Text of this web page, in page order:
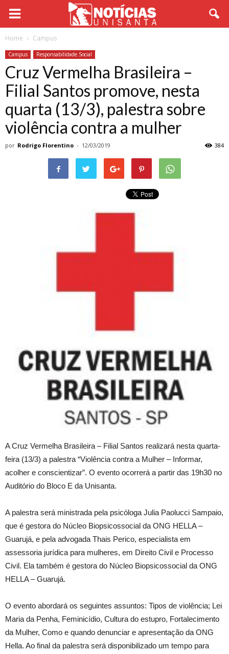
Home Campus
Campus Responsabilidade Social
Cruz Vermelha Brasileira –
Filial Santos promove, nesta
quarta (13/3), palestra sobre
violência contra a mulher
por Rodrigo Florentino - 12/03/2019 384
A Cruz Vermelha Brasileira – Filial Santos realizará nesta quarta-
feira (13/3) a palestra “Violência contra a Mulher – Informar,
acolher e conscientizar”. O evento ocorrerá a partir das 19h30 no
Auditório do Bloco E da Unisanta.
A palestra será ministrada pela psicóloga Julia Paolucci Sampaio,
que é gestora do Núcleo Biopsicossocial da ONG HELLA –
Guarujá, e pela advogada Thais Perico, especialista em
assessoria jurídica para mulheres, em Direito Civil e Processo
Civil. Ela também é gestora do Núcleo Biopsicossocial da ONG
HELLA – Guarujá.
O evento abordará os seguintes assuntos: Tipos de violência; Lei
Maria da Penha, Feminicídio, Cultura do estupro, Fortalecimento
da Mulher, Como e quando denunciar e apresentação da ONG
Hella. Ao final da palestra será disponibilizado um tempo para